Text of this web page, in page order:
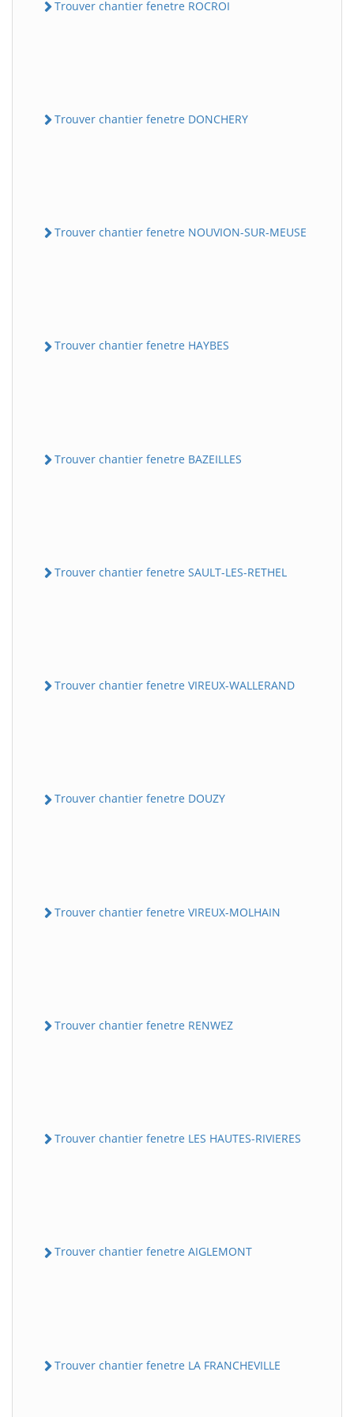
Trouver chantier fenetre ROCROI
Trouver chantier fenetre DONCHERY
Trouver chantier fenetre NOUVION-SUR-MEUSE
Trouver chantier fenetre HAYBES
Trouver chantier fenetre BAZEILLES
Trouver chantier fenetre SAULT-LES-RETHEL
Trouver chantier fenetre VIREUX-WALLERAND
Trouver chantier fenetre DOUZY
Trouver chantier fenetre VIREUX-MOLHAIN
Trouver chantier fenetre RENWEZ
Trouver chantier fenetre LES HAUTES-RIVIERES
Trouver chantier fenetre AIGLEMONT
Trouver chantier fenetre LA FRANCHEVILLE